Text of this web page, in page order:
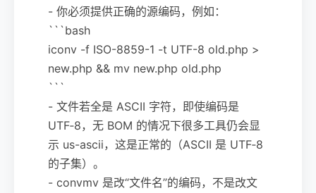
- 你必须提供正确的源编码，例如：
```bash
iconv -f ISO-8859-1 -t UTF-8 old.php >
new.php && mv new.php old.php
```
- 文件若全是 ASCII 字符，即使编码是
UTF‑8，无 BOM 的情况下很多工具仍会显
示 us-ascii，这是正常的（ASCII 是 UTF‑8
的子集）。
- convmv 是改“文件名”的编码，不是改文